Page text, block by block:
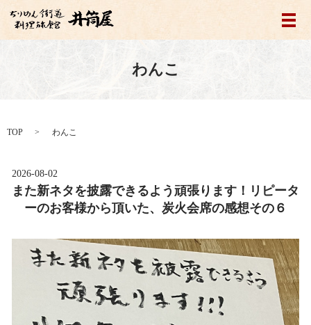
メ
わんこ
TOP わんこ
2026-08-02
また新ネタを披露できるよう頑張ります！リピータ
ーのお客様から頂いた、炭火会席の感想その６